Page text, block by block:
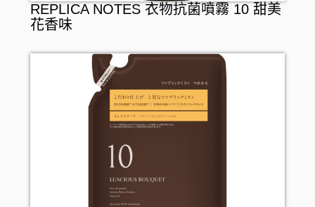
REPLICA NOTES 衣物抗菌噴霧 10 甜美
花香味